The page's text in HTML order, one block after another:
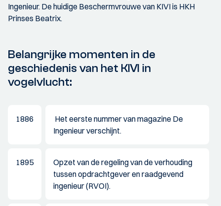
Ingenieur. De huidige Beschermvrouwe van KIVI is HKH
Prinses Beatrix.
Belangrijke momenten in de
geschiedenis van het KIVI in
vogelvlucht:
1886
Het eerste nummer van magazine De
Ingenieur verschijnt.
1895
Opzet van de regeling van de verhouding
tussen opdrachtgever en raadgevend
ingenieur (RVOI).